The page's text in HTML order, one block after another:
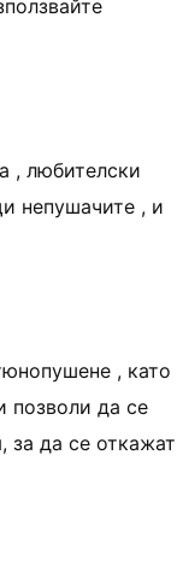
, любителски
непушачите , и
, като
позволи да се
за да се откажат